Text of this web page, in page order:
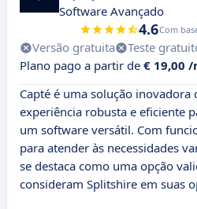
Software Avançado
4.6Com
Versão gratuita Teste
Plano pago a partir de € 19,00 /
Capté é uma solução inovadora
experiência robusta e eficiente
um software versátil. Com
para atender às necessidades
se destaca como uma opção
consideram Splitshire em suas